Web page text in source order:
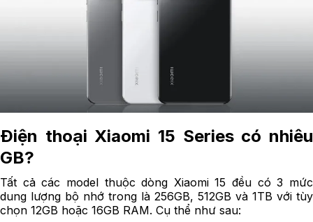
Điện thoại Xiaomi 15 Series có nhiêu
GB?
Tất cả các model thuộc dòng Xiaomi 15 đều có 3 mức
dung lượng bộ nhớ trong là 256GB, 512GB và 1TB với tùy
chọn 12GB hoặc 16GB RAM. Cụ thể như sau: